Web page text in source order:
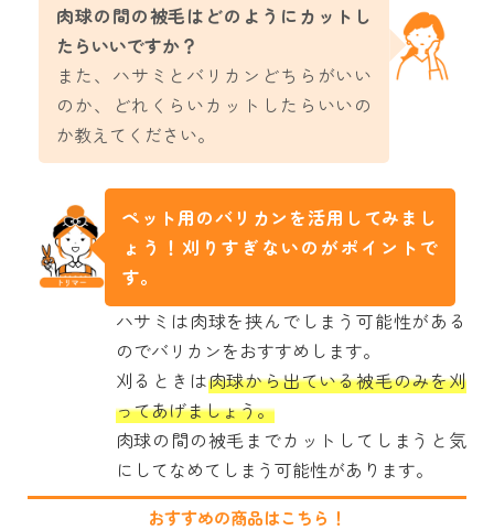
肉球の間の被毛はどのようにカットし
たらいいですか？
また、ハサミとバリカンどちらがいい
のか、どれくらいカットしたらいいの
か教えてください。
ペット用のバリカンを活用してみまし
ょう！刈りすぎないのがポイントで
す。
ハサミは肉球を挟んでしまう可能性がある
のでバリカンをおすすめします。
刈るときは肉球から出ている被毛のみを刈
ってあげましょう。
肉球の間の被毛までカットしてしまうと気
にしてなめてしまう可能性があります。
おすすめの商品はこちら！